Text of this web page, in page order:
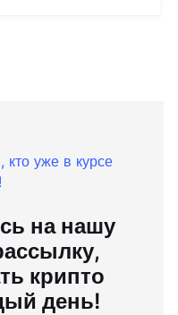
кто уже в курсе
на нашу
крипто
день!